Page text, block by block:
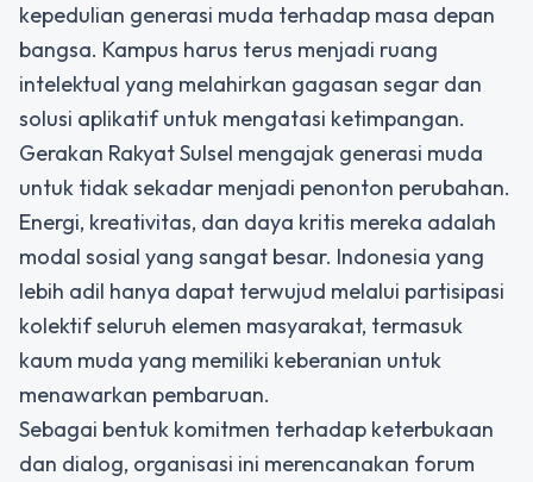
kepedulian generasi muda terhadap masa depan
bangsa. Kampus harus terus menjadi ruang
intelektual yang melahirkan gagasan segar dan
solusi aplikatif untuk mengatasi ketimpangan.
Gerakan Rakyat Sulsel mengajak generasi muda
untuk tidak sekadar menjadi penonton perubahan.
Energi, kreativitas, dan daya kritis mereka adalah
modal sosial yang sangat besar. Indonesia yang
lebih adil hanya dapat terwujud melalui partisipasi
kolektif seluruh elemen masyarakat, termasuk
kaum muda yang memiliki keberanian untuk
menawarkan pembaruan.
Sebagai bentuk komitmen terhadap keterbukaan
dan dialog, organisasi ini merencanakan forum